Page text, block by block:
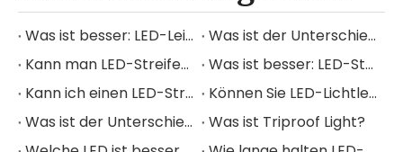
3) Das Konzept der Abschnittslänge von LED-
Lichtstreifen wurde geboren, und die kaskadierten
Lichtstreifen erschienen als Gesamtkonzept, was
den fortschrittlichen Herstellungsprozess der
modularen Produktion hervorhebt, und die
Was ist besser: LED-Leiste oder LED-Glühbirne?
Was ist der Unterschied zwischen LED-Lichtleiste und LED-Röhrenlicht?
Kann man LED-Streifenlichter dimmen?
Was ist besser: LED-Streifen oder Neonlicht?
Kann ich einen LED-Streifen an beiden Enden anschließen?
Können Sie LED-Lichtleisten zuschneiden und trotzdem arbeiten?
Was ist der Unterschied zwischen LED-Bandlicht und Streifenlicht?
Was ist Triproof Light?